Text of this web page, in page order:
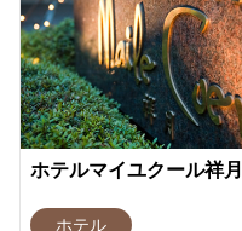
ホテルマイユクール祥月
ホテル